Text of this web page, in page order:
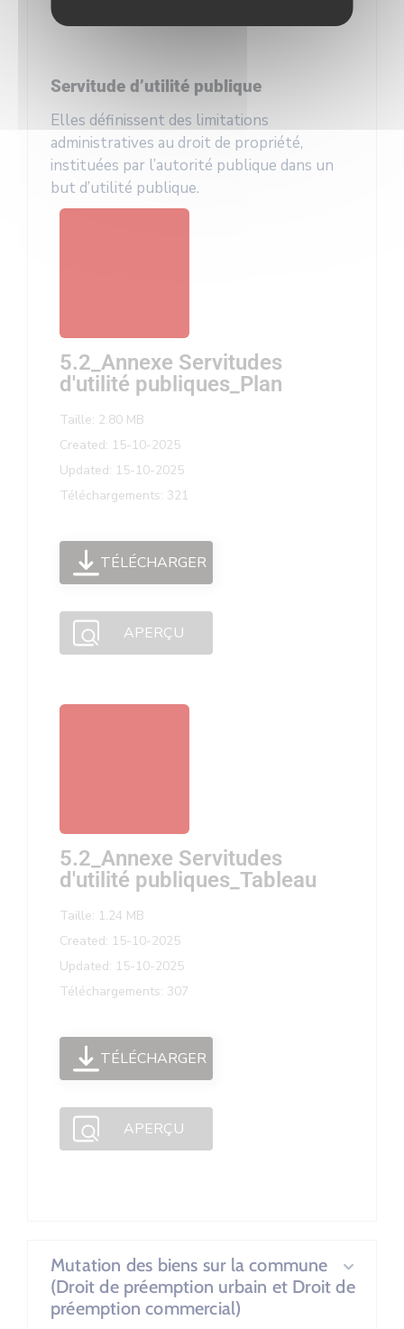
Servitude d’utilité publique
Elles définissent des limitations
administratives au droit de propriété,
instituées par l’autorité publique dans un
but d’utilité publique.
5.2_Annexe Servitudes
d'utilité publiques_Plan
Taille: 2.80 MB
Created: 15-10-2025
Updated: 15-10-2025
Téléchargements: 321
TÉLÉCHARGER
APERÇU
5.2_Annexe Servitudes
d'utilité publiques_Tableau
Taille: 1.24 MB
Created: 15-10-2025
Updated: 15-10-2025
Téléchargements: 307
TÉLÉCHARGER
APERÇU
Mutation des biens sur la commune
(Droit de préemption urbain et Droit de
préemption commercial)